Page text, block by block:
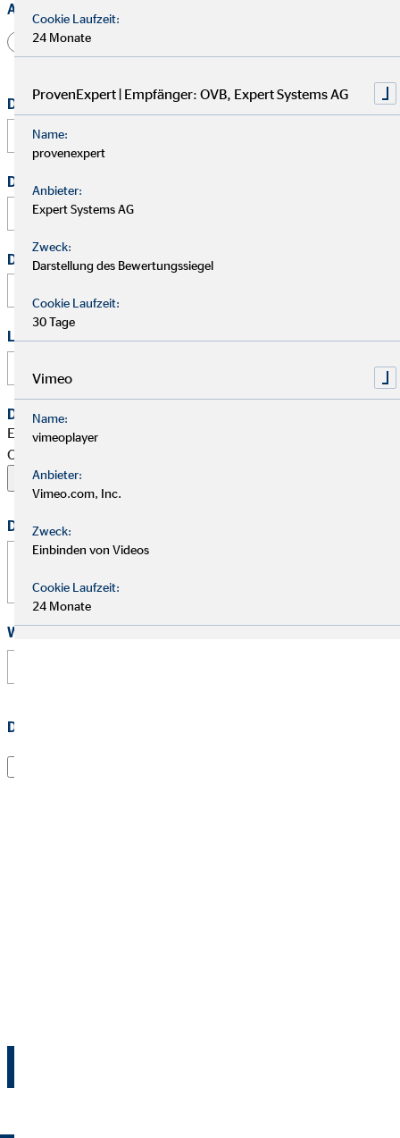
Anrede
Herr
Dein vollständiger Name *
Deine E-Mail Adresse
Deine Telefonnummer
Link zu Deinem Business-Profil (Xing / LinkedIn / andere)
Dein Begleitschreiben
Erlaubte Formate: PDF, Word, ZIP, OpenOffice,
OpenDocument, JPG, PNG, BMP | Maximal 20 MB
Deine Nachricht
Wie hast Du von uns erfahren?
Datenschutz
Cookie Laufzeit:
24 Monate
ProvenExpert | Empfänger: OVB, Expert Systems AG
Name:
provenexpert
Anbieter:
Expert Systems AG
Zweck:
Darstellung des Bewertungssiegel
Cookie Laufzeit:
30 Tage
Vimeo
Name:
vimeoplayer
Anbieter:
Vimeo.com, Inc.
Zweck:
Einbinden von Videos
Cookie Laufzeit:
24 Monate